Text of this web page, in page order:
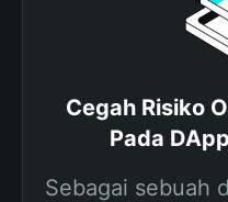
Cegah Risiko
Pada
Sebagai sebuah